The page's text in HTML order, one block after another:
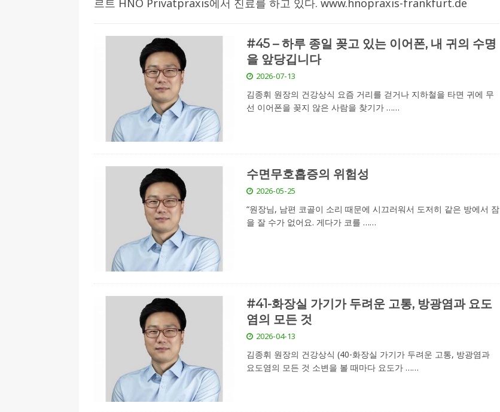
[ 2026-07-20 ] 7.23 접수마감] 제108회 한국어능력시험 (TOPIK)
게시판 / 행사 / 알림
[ 2026-07-20 ]
“정체성은 연결의 자산”… 독일 한인 차세대 협회(FLCG), 뮌헨 공대(TUM)서 화려한 출범
인소식
[ 2026-07-20 ]
김담예 아동을 소개 합니다.
사랑의 손길
[ 2022-03-20 ] 사진의 주인을 찾습니다.
르트 HNO Privatpraxis에서 진료를 하고 있다. www.hnopraxis-frankfurt.de
#45 – 하루 종일 꽂고 있는 이어폰, 내 귀의 수명
을 앞당깁니다
2026-07-13
김종휘 원장의 건강상식 요즘 거리를 걷거나 지하철을 타면 귀에 무
선 이어폰을 꽂지 않은 사람을 찾기가 ……
수면무호흡증의 위험성
2026-05-25
“원장님, 남편 코골이 소리 때문에 시끄러워서 도저히 같은 방에서 잠
을 잘 수가 없어요. 게다가 코를 ……
#41-화장실 가기가 두려운 고통, 방광염과 요도
염의 모든 것
2026-04-13
김종휘 원장의 건강상식 (40-화장실 가기가 두려운 고통, 방광염과
요도염의 모든 것 소변을 볼 때마다 요도가 ……